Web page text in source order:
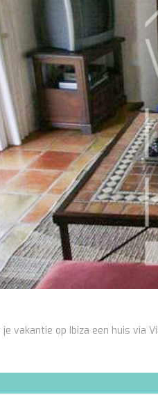
vakantie op Ibiza een huis via